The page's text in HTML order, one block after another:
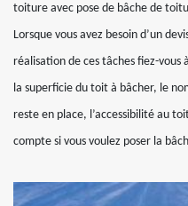
toiture avec pose de bâche de
Lorsque vous avez besoin d’un
réalisation de ces tâches fiez-
la superficie du toit à bâcher, le
reste en place, l’accessibilité au
compte si vous voulez poser la